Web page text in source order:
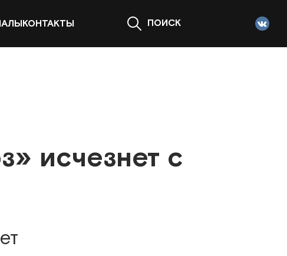
КОНТАКТЫ ПОИСК
исчезнет с